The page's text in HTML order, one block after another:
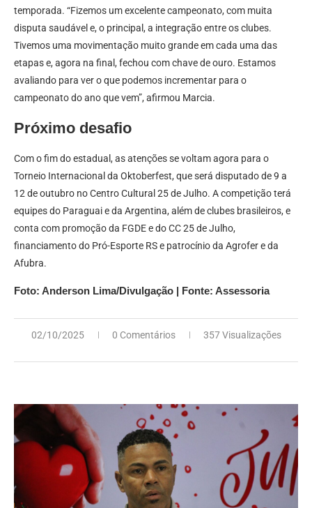
temporada. “Fizemos um excelente campeonato, com muita
disputa saudável e, o principal, a integração entre os clubes.
Tivemos uma movimentação muito grande em cada uma das
etapas e, agora na final, fechou com chave de ouro. Estamos
avaliando para ver o que podemos incrementar para o
campeonato do ano que vem”, afirmou Marcia.
Próximo desafio
Com o fim do estadual, as atenções se voltam agora para o
Torneio Internacional da Oktoberfest, que será disputado de 9 a
12 de outubro no Centro Cultural 25 de Julho. A competição terá
equipes do Paraguai e da Argentina, além de clubes brasileiros, e
conta com promoção da FGDE e do CC 25 de Julho,
financiamento do Pró-Esporte RS e patrocínio da Agrofer e da
Afubra.
Foto: Anderson Lima/Divulgação | Fonte: Assessoria
02/10/2025 0 Comentários 357 Visualizações